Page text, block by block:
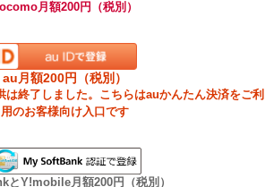
月額200円（税別）
au月額200円（税別）
終了しました。こちらはauかんたん決済をご利
用のお客様向け入口です
とY!mobile月額200円（税別）